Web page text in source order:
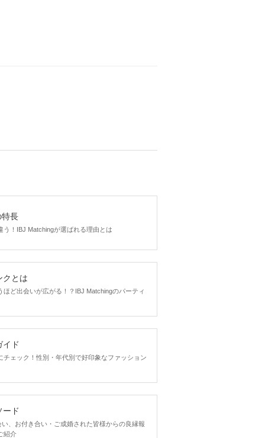
特長
う！IBJ Matchingが選ばれる理由とは
クとは
ほど出会いが広がる！？IBJ Matchingのパーティ
イド
チェック！性別・年代別で好印象なファッション
ード
い、お付き合い・ご成婚された皆様からの良縁報
紹介